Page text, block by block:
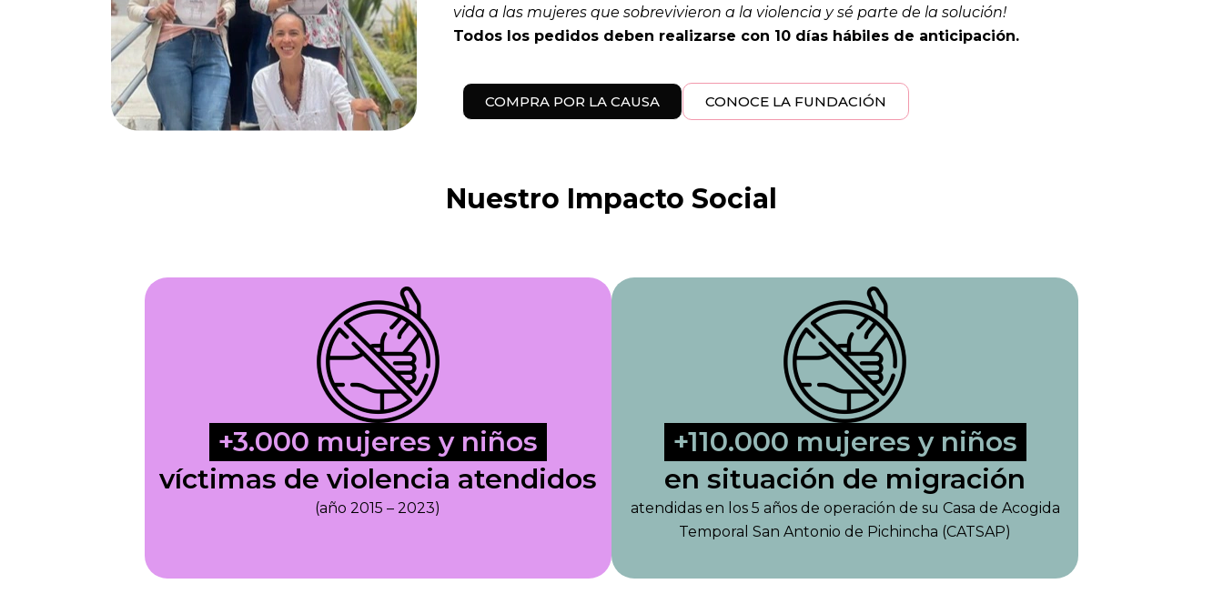
vida a las mujeres que sobrevivieron a la violencia y sé parte de la solución!
Todos los pedidos deben realizarse con 10 días hábiles de anticipación.
COMPRA POR LA CAUSA CONOCE LA FUNDACIÓN
Nuestro Impacto Social
+3.000 mujeres y niños
víctimas de violencia atendidos
(año 2015 – 2023)
+110.000 mujeres y niños
en situación de migración
atendidas en los 5 años de operación de su Casa de Acogida
Temporal San Antonio de Pichincha (CATSAP)